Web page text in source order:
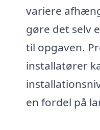
variere
gøre det selv
til opgaven.
installatører
en fordel på